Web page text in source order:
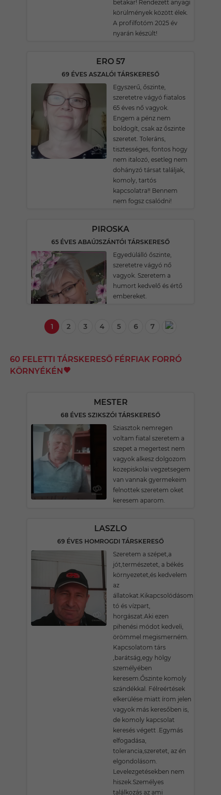
betakar! Rendezett anyagi
körülmények között élek.
A profilfotóm 2025 év
nyarán készült!
ERO 57
69 ÉVES ASZALÓI TÁRSKERESŐ
Egyszerű, őszinte,
szeretetre vágyó fiatalos
65 éves nő vagyok.
Engem a pénz nem
boldogít, csak az őszinte
szeretet. Toleráns,
tisztességes, fontos hogy
nem italozó, esetleg nem
dohányzó társat találjak,
komoly, tartós
kapcsolatra!! Bennem
nem fogsz csalódni!
PIROSKA
65 ÉVES ABAÚJSZÁNTÓI TÁRSKERESŐ
Egyedülálló őszinte,
szeretetre vágyó nő
vagyok. Szeretem a
humort kedvelő és értő
embereket.
1 2 3 4 5 6 7
60 FELETTI TÁRSKERESŐ FÉRFIAK FORRÓ
KÖRNYÉKÉN
MESTER
68 ÉVES SZIKSZÓI TÁRSKERESŐ
Sziasztok nemregen
voltam fiatal szeretem a
szepet a megertest nem
vagyok alkesz dolgozom
kozepiskolai vegzetsegem
van vannak gyermekeim
felnottek szeretem oket
keresem aparom.
LASZLO
69 ÉVES HOMROGDI TÁRSKERESŐ
Szeretem a szépet,a
jót,természetet, a békés
környezetet,és kedvelem
az
állatokat.Kikapcsolódásom
tó és vízpart,
horgászat.Aki ezen
pihenési módot kedveli,
örömmel megismerném.
Kapcsolatom társ
,barátság,egy hölgy
személyében
keresem.Őszinte komoly
szándékkal. Félreértések
elkerülése miatt írom jelen
vagyok más keresőben is,
de komoly kapcsolat
keresés végett .Egymás
elfogadása,
tolerancia,szeretet, az én
elgondolásom.
Levelezgetésekben nem
hiszek.Személyes
találkozás az ami